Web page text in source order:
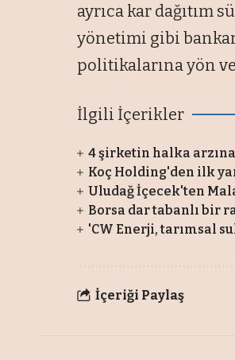
ayrıca kar dağıtım
yönetimi gibi
politikalarına yön
İlgili İçerikler
4 şirketin halka
Koç Holding'den ilk
Uludağ İçecek'ten
Borsa dar tabanlı bir
'CW Enerji, tarımsal
İçeriği Paylaş